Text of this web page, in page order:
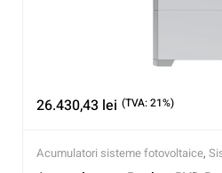
26.430,43 lei (TVA: 21%)
Acumulatori sisteme fotovoltaice,